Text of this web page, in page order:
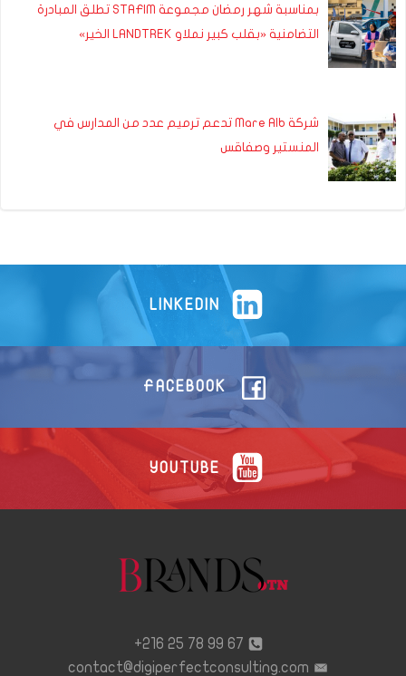
بمناسبة شهر رمضان مجموعة STAFIM تطلق المبادرة
التضامنية «بقلب كبير نملاو LANDTREK الخير»
شركة Mare Alb تدعم ترميم عدد من المدارس في
المنستير وصفاقس
LINKEDIN
FACEBOOK
YOUTUBE
67 99 78 25 216+
contact@digiperfectconsulting.com